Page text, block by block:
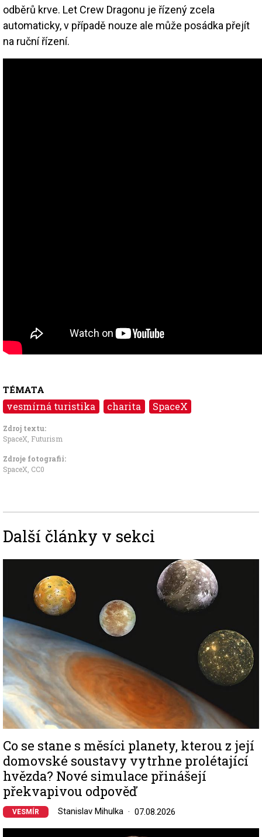
odběrů krve. Let Crew Dragonu je řízený zcela
automaticky, v případě nouze ale může posádka přejít
na ruční řízení.
TÉMATA
vesmírná turistika charita SpaceX
Zdroj textu:
SpaceX Futurism
Zdroje fotografii:
SpaceX CC0
Další články v sekci
Co se stane s měsíci planety, kterou z její
domovské soustavy vytrhne prolétající
hvězda? Nové simulace přinášejí
překvapivou odpověď
VESMÍR Stanislav Mihulka 07.08.2026